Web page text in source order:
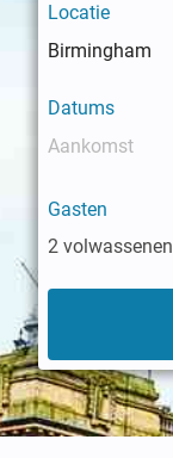
Locatie
Datums
Gasten
2 volwassenen